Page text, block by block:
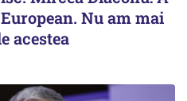
Nu am mai
acestea